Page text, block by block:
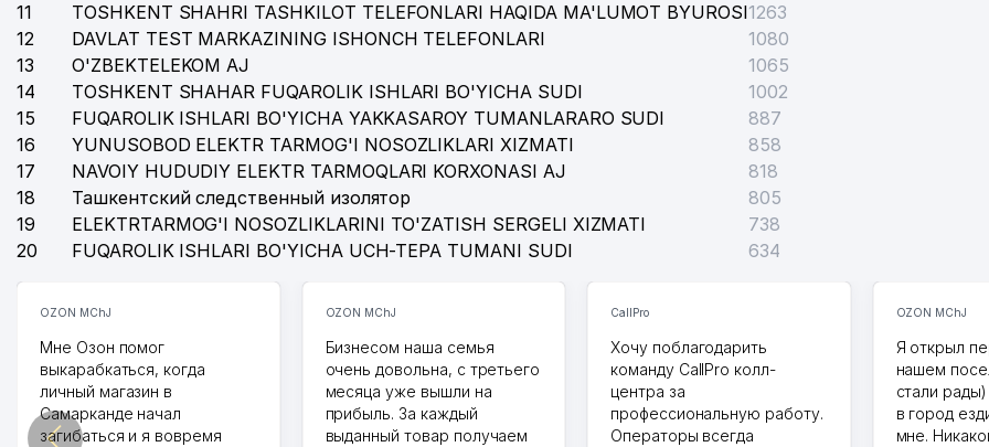
11
TOSHKENT SHAHRI TASHKILOT TELEFONLARI HAQIDA MA'LUMOT BYUROSI1263
12
DAVLAT TEST MARKAZINING ISHONCH TELEFONLARI
1080
13
O'ZBEKTELEKOM AJ
1065
14
TOSHKENT SHAHAR FUQAROLIK ISHLARI BO'YICHA SUDI
1002
15
FUQAROLIK ISHLARI BO'YICHA YAKKASAROY TUMANLARARO SUDI
887
16
YUNUSOBOD ELEKTR TARMOG'I NOSOZLIKLARI XIZMATI
858
17
NAVOIY HUDUDIY ELEKTR TARMOQLARI KORXONASI AJ
818
18
Ташкентский следственный изолятор
805
19
ELEKTRTARMOG'I NOSOZLIKLARINI TO'ZATISH SERGELI XIZMATI
738
20
FUQAROLIK ISHLARI BO'YICHA UCH-TEPA TUMANI SUDI 634
OZON MChJ
Мне Озон помог
выкарабкаться, когда
личный магазин в
Самарканде начал
загибаться и я вовремя
OZON MChJ
Бизнесом наша семья
очень довольна, с третьего
месяца уже вышли на
прибыль. За каждый
выданный товар получаем
CallPro
Хочу поблагодарить
команду CallPro колл-
центра за
профессиональную работу.
Операторы всегда
OZON MChJ
Я открыл
нашем
стали
в город
мне.